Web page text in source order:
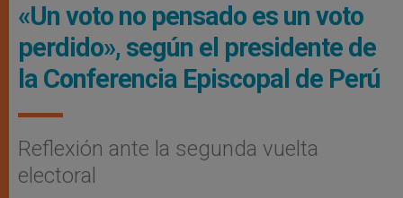
«Un voto no pensado es un voto
perdido», según el presidente de
la Conferencia Episcopal de Perú
Reflexión ante la segunda vuelta
electoral